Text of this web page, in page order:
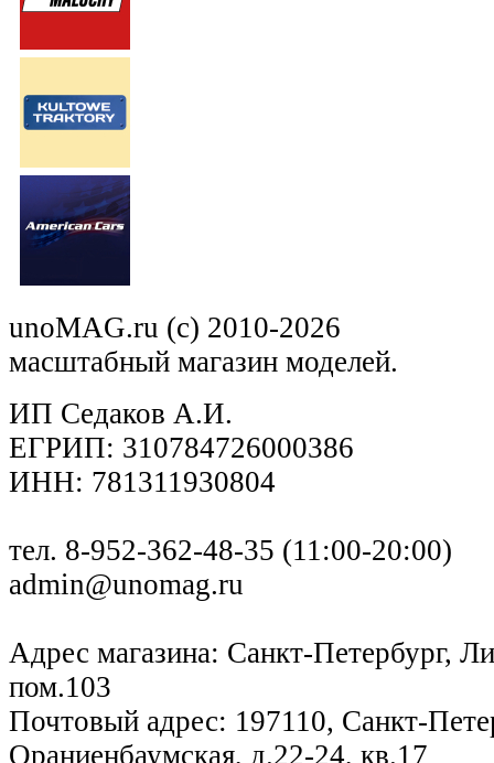
unoMAG.ru (c) 2010-2026
масштабный магазин моделей.
ИП Седаков А.И.
ЕГРИП: 310784726000386
ИНН: 781311930804
тел. 8-952-362-48-35 (11:00-20:00)
admin@unomag.ru
Адрес магазина: Санкт-Петербург,
пом.103
Почтовый адрес: 197110, Санкт-
Ораниенбаумская, д.22-24, кв.17